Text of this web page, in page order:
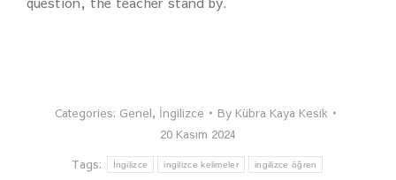
Categories: Genel, İngilizce By Kübra Kaya Kesik
20 Kasım 2024
Tags:
İngilizce ingilizce kelimeler ingilizce öğren